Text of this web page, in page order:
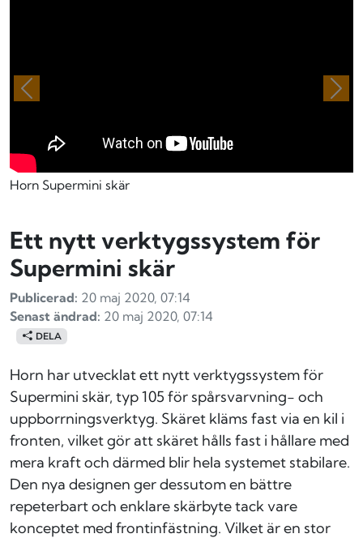
Horn Supermini skär
Föregående
Ett nytt verktygssystem för
Supermini skär
Publicerad: 20 maj 2020, 07:14
Senast ändrad: 20 maj 2020, 07:14
DELA
Horn har utvecklat ett nytt verktygssystem för
Supermini skär, typ 105 för spårsvarvning- och
uppborrningsverktyg. Skäret kläms fast via en kil i
fronten, vilket gör att skäret hålls fast i hållare med
mera kraft och därmed blir hela systemet stabilare.
Den nya designen ger dessutom en bättre
repeterbart och enklare skärbyte tack vare
konceptet med frontinfästning. Vilket är en stor